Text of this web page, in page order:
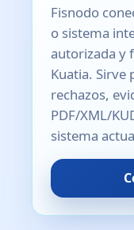
Fisnodo
o sistema
autorizada y
Kuatia. Sirve
rechazos,
PDF/XML/
sistema